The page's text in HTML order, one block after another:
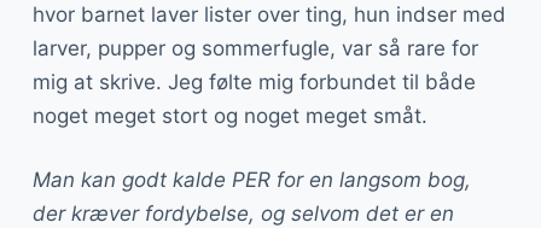
hvor barnet laver lister over ting, hun indser med
larver, pupper og sommerfugle, var så rare for
mig at skrive. Jeg følte mig forbundet til både
noget meget stort og noget meget småt.
Man kan godt kalde PER for en langsom bog,
der kræver fordybelse, og selvom det er en